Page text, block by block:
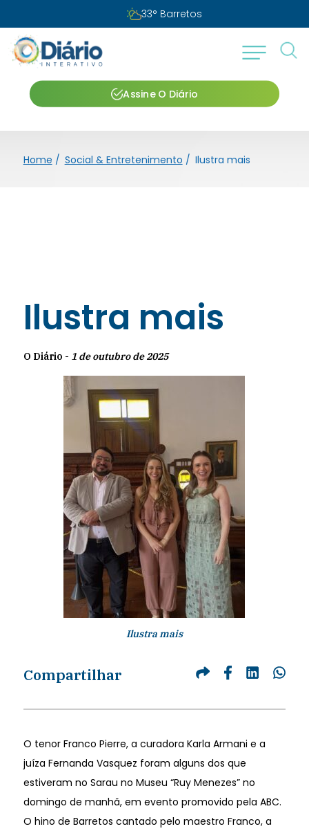
33° Barretos
Assine O Diário
Home / Social & Entretenimento / Ilustra mais
Ilustra mais
O Diário - 1 de outubro de 2025
Ilustra mais
Compartilhar
O tenor Franco Pierre, a curadora Karla Armani e a
juíza Fernanda Vasquez foram alguns dos que
estiveram no Sarau no Museu “Ruy Menezes” no
domingo de manhã, em evento promovido pela ABC.
O hino de Barretos cantado pelo maestro Franco, a